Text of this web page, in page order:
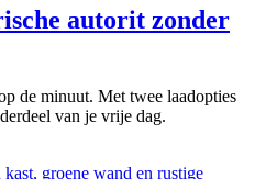
autorit zonder
de minuut. Met twee laadopties
van je vrije dag.